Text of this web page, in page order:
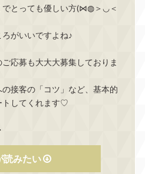
でとっても優しい方(⋈◍＞◡＜
がいいですよね♪
応募も大大大募集しておりま
接客の「コツ」など、基本的
トしてくれます♡
読みたい